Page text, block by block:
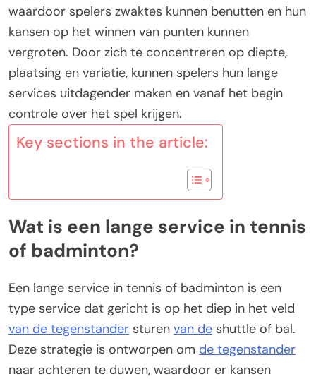
waardoor spelers zwaktes kunnen benutten en hun
kansen op het winnen van punten kunnen
vergroten. Door zich te concentreren op diepte,
plaatsing en variatie, kunnen spelers hun lange
services uitdagender maken en vanaf het begin
controle over het spel krijgen.
Key sections in the article:
Wat is een lange service in tennis
of badminton?
Een lange service in tennis of badminton is een
type service dat gericht is op het diep in het veld
van de tegenstander sturen van de shuttle of bal.
Deze strategie is ontworpen om de tegenstander
naar achteren te duwen, waardoor er kansen